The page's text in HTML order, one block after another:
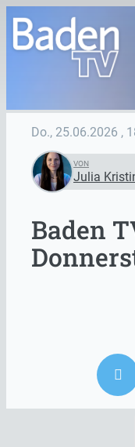
Do., 25.06.2026 ,
VON
Julia
Baden